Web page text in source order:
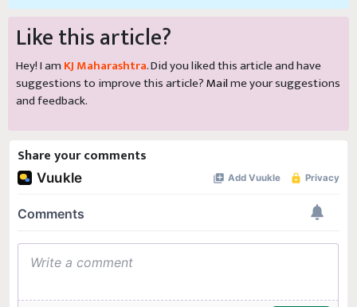
Like this article?
Hey! I am KJ Maharashtra. Did you liked this article and have
suggestions to improve this article?Mailme your suggestions
and feedback.
Share your comments